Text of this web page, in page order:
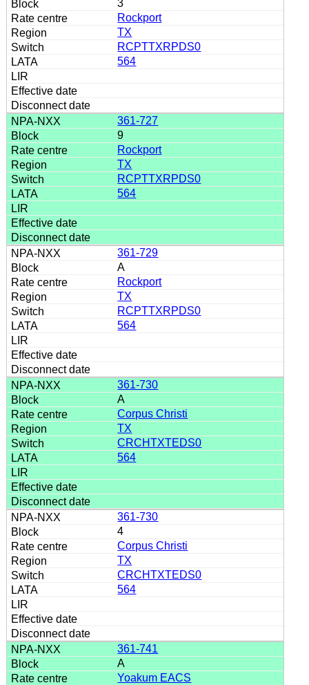
3
Rockport
TX
RCPTTXRPDS0
564
361-727
9
Rockport
TX
RCPTTXRPDS0
564
361-729
A
Rockport
TX
RCPTTXRPDS0
564
361-730
A
Corpus Christi
TX
CRCHTXTEDS0
564
361-730
4
Corpus Christi
TX
CRCHTXTEDS0
564
361-741
A
Yoakum EACS